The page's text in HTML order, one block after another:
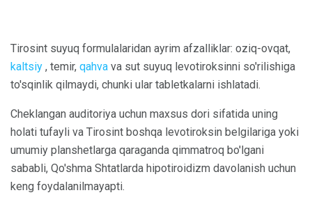
Tirosint suyuq formulalaridan ayrim afzalliklar: oziq-ovqat,
kaltsiy , temir, qahva va sut suyuq levotiroksinni so'rilishiga
to'sqinlik qilmaydi, chunki ular tabletkalarni ishlatadi.
Cheklangan auditoriya uchun maxsus dori sifatida uning
holati tufayli va Tirosint boshqa levotiroksin belgilariga yoki
umumiy planshetlarga qaraganda qimmatroq bo'lgani
sababli, Qo'shma Shtatlarda hipotiroidizm davolanish uchun
keng foydalanilmayapti.